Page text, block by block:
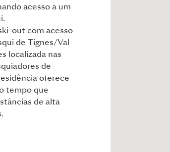
acesso a um
out com acesso
de Tignes/Val
localizada nas
de
oferece
tempo que
de alta